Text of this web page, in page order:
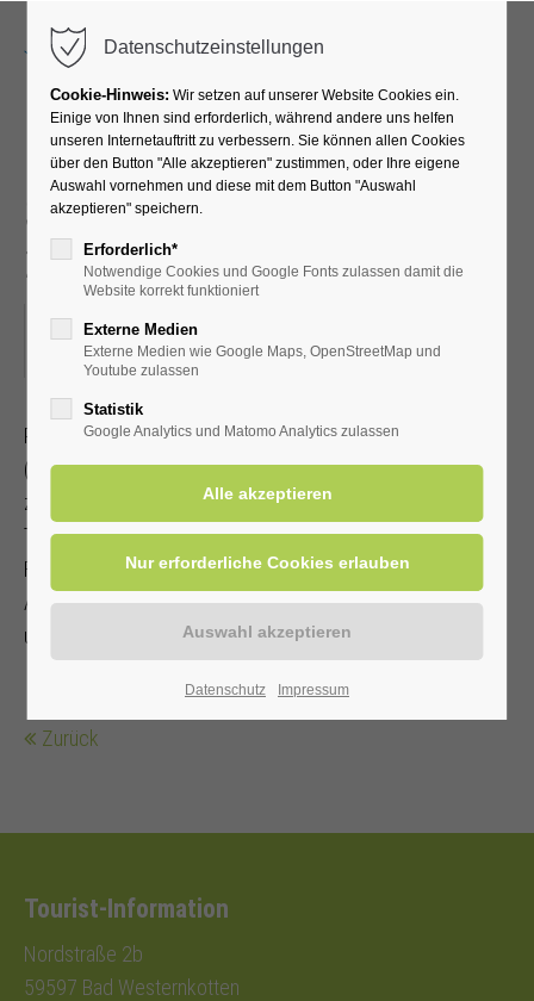
Radwanderung mit dem
SGV - Entlang der Lippe -
zwischendurch Einkehr
06.07.2024, 13:30–18:00
ORT: TREFFPUNKT MARKTPLATZ IN ERWITTE
Radwanderung mit dem Sauerländischen Gebirgsverein
(Streckenlänge 35-50 km)
zwischendurch Einkehr. Ende ca. 18.00 Uhr, Jeder
Teilnehmer sorgt für ein verkehrssicheres
Fahrrad mit Ersatzschlauch, Schloss und Werkzeug.
Angepasste Kleidung, Regenschutz
und Fahrradhelm werden empfohlen.
Zurück
Tourist-Information
Nordstraße 2b
59597 Bad Westernkotten
Datenschutzeinstellungen
Cookie-Hinweis: Wir setzen auf unserer Website Cookies ein.
Einige von Ihnen sind erforderlich, während andere uns helfen
unseren Internetauftritt zu verbessern. Sie können allen Cookies
über den Button "Alle akzeptieren" zustimmen, oder Ihre eigene
Auswahl vornehmen und diese mit dem Button "Auswahl
akzeptieren" speichern.
Erforderlich*
Notwendige Cookies und Google Fonts zulassen damit die
Website korrekt funktioniert
Externe Medien
Externe Medien wie Google Maps, OpenStreetMap und
Youtube zulassen
Statistik
Google Analytics und Matomo Analytics zulassen
Datenschutz Impressum